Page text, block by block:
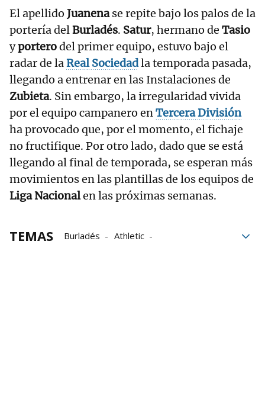
El apellido Juanenase repite bajo los palos de la
portería delBurladés. Satur, hermano de Tasio
yporterodel primer equipo, estuvo bajo el
radar de laReal Sociedadla temporada pasada,
llegando a entrenar en las Instalaciones de
Zubieta. Sin embargo, la irregularidad vivida
por el equipo campanero enTercera División
ha provocado que, por el momento, el fichaje
no fructifique. Por otro lado, dado que se está
llegando al final de temporada, se esperan más
movimientos en las plantillas de los equipos de
Liga Nacionalen las próximas semanas.
TEMAS Burladés
Athletic